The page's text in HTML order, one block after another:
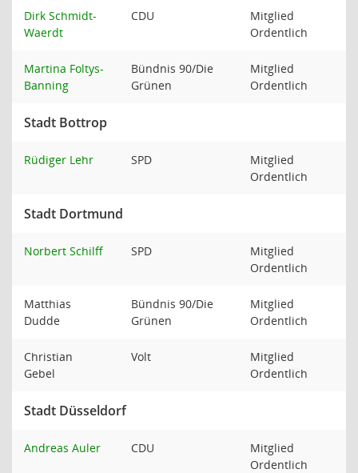
Dirk Schmidt-
Waerdt
CDU
Mitglied
Ordentlich
Martina Foltys-
Banning
Bündnis 90/Die
Grünen
Mitglied
Ordentlich
Stadt Bottrop
Rüdiger Lehr SPD
Mitglied
Ordentlich
Stadt Dortmund
Norbert Schilff SPD
Mitglied
Ordentlich
Matthias
Dudde
Bündnis 90/Die
Grünen
Mitglied
Ordentlich
Christian
Gebel
Volt
Mitglied
Ordentlich
Stadt Düsseldorf
Andreas Auler CDU
Mitglied
Ordentlich